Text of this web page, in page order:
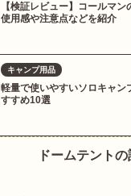
【検証レビュー】コールマン
使用感や注意点などを紹介
キャンプ用品
軽量で使いやすいソロキャン
すすめ10選
ドームテント